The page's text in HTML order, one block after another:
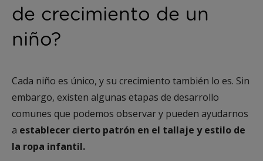
de crecimiento de un
niño?
Cada niño es único, y su crecimiento también lo es. Sin
embargo, existen algunas etapas de desarrollo
comunes que podemos observar y pueden ayudarnos
a establecer cierto patrón en el tallaje y estilo de
la ropa infantil.